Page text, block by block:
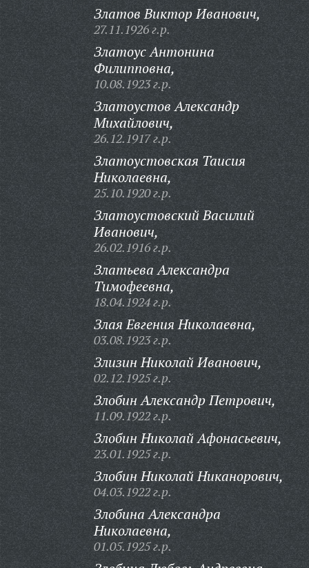
Златов Виктор Иванович,
27.11.1926 г.р.
Златоус Антонина
Филипповна,
10.08.1923 г.р.
Златоустов Александр
Михайлович,
26.12.1917 г.р.
Златоустовская Таисия
Николаевна,
25.10.1920 г.р.
Златоустовский Василий
Иванович,
26.02.1916 г.р.
Златьева Александра
Тимофеевна,
18.04.1924 г.р.
Злая Евгения Николаевна,
03.08.1923 г.р.
Злизин Николай Иванович,
02.12.1925 г.р.
Злобин Александр Петрович,
11.09.1922 г.р.
Злобин Николай Афонасьевич,
23.01.1925 г.р.
Злобин Николай Никанорович,
04.03.1922 г.р.
Злобина Александра
Николаевна,
01.05.1925 г.р.